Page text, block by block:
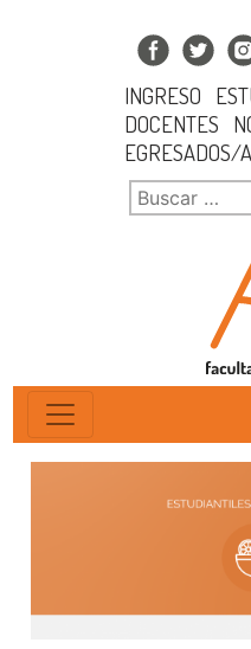
INGRESO
DOCENTES
EGRESADOS/